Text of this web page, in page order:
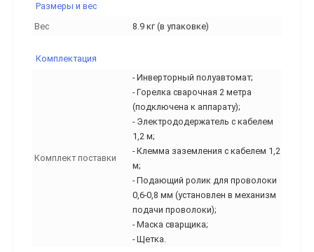
Размеры и вес
Вес
8.9 кг (в упаковке)
Комплектация
Комплект поставки
- Инверторный полуавтомат;
- Горелка сварочная 2 метра
(подключена к аппарату);
- Электрододержатель с кабелем
1,2 м;
- Клемма заземления с кабелем 1,2
м;
- Подающий ролик для проволоки
0,6-0,8 мм (установлен в механизм
подачи проволоки);
- Маска сварщика;
- Щетка.